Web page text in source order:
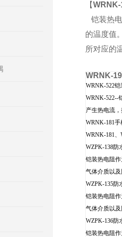
【WRNK-
铠装热
的温度值
所对应的
WRNK-
WRNK-522
WRNK-522--
产生热电流
WRNK-181
WRNK-181
WZPK-138防
铠装热电阻
气体介质以及
WZPK-135防
铠装热电阻
气体介质以及
WZPK-136防
铠装热电阻